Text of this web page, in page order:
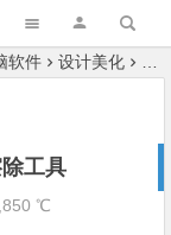
软件 设计美化
工具
℃